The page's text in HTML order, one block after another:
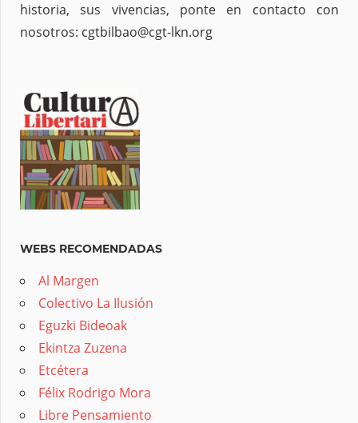
historia, sus vivencias, ponte en contacto con
nosotros: cgtbilbao@cgt-lkn.org
WEBS RECOMENDADAS
Al Margen
Colectivo La Ilusión
Eguzki Bideoak
Ekintza Zuzena
Etcétera
Félix Rodrigo Mora
Libre Pensamiento